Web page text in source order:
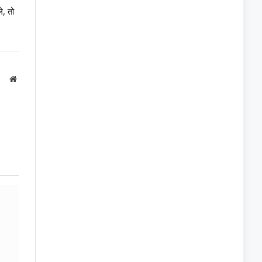
तो
Website